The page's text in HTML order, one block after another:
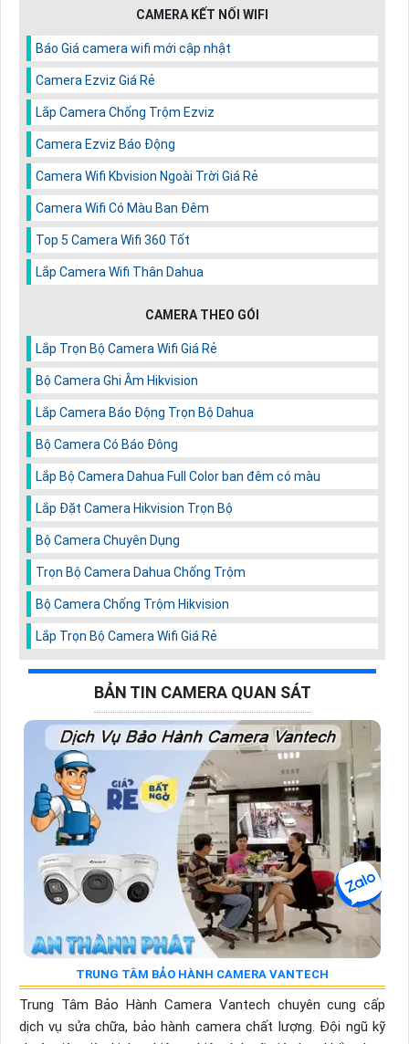
CAMERA KẾT NỐI WIFI
Báo Giá camera wifi mới cập nhật
Camera Ezviz Giá Rẻ
Lắp Camera Chống Trộm Ezviz
Camera Ezviz Báo Động
Camera Wifi Kbvision Ngoài Trời Giá Rẻ
Camera Wifi Có Màu Ban Đêm
Top 5 Camera Wifi 360 Tốt
Lắp Camera Wifi Thân Dahua
CAMERA THEO GÓI
Lắp Trọn Bộ Camera Wifi Giá Rẻ
Bộ Camera Ghi Âm Hikvision
Lắp Camera Báo Động Trọn Bộ Dahua
Bộ Camera Có Báo Đông
Lắp Bộ Camera Dahua Full Color ban đêm có màu
Lắp Đặt Camera Hikvision Trọn Bộ
Bộ Camera Chuyên Dụng
Trọn Bộ Camera Dahua Chống Trộm
Bộ Camera Chống Trộm Hikvision
Lắp Trọn Bộ Camera Wifi Giá Rẻ
BẢN TIN CAMERA QUAN SÁT
TRUNG TÂM BẢO HÀNH CAMERA VANTECH
Trung Tâm Bảo Hành Camera Vantech chuyên cung cấp
dịch vụ sửa chữa, bảo hành camera chất lượng. Đội ngũ kỹ